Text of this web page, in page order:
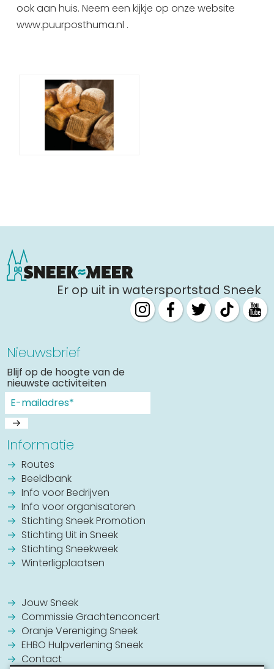
ook aan huis. Neem een kijkje op onze website
www.puurposthuma.nl .
Er op uit in watersportstad Sneek
Nieuwsbrief
Blijf op de hoogte van de
nieuwste activiteiten
Informatie
Routes
Beeldbank
Info voor Bedrijven
Info voor organisatoren
Stichting Sneek Promotion
Stichting Uit in Sneek
Stichting Sneekweek
Winterligplaatsen
Jouw Sneek
Commissie Grachtenconcert
Oranje Vereniging Sneek
EHBO Hulpverlening Sneek
Contact